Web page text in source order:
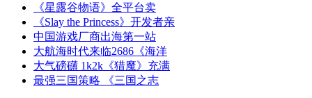
《星露谷物语》全平台卖
《Slay the Princess》开发者亲
中国游戏厂商出海第一站
大航海时代来临2686《海洋
大气磅礴 1k2k《猎魔》充满
最强三国策略 《三国之志